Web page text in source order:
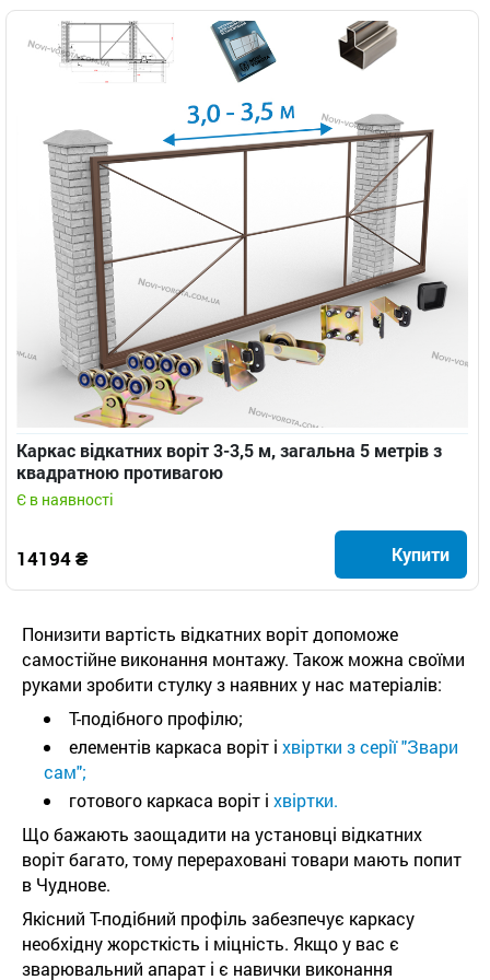
Каркас відкатних воріт 3-3,5 м, загальна 5 метрів з
квадратною противагою
Є в наявності
14194 ₴ Купити
Понизити вартість відкатних воріт допоможе
самостійне виконання монтажу. Також можна своїми
руками зробити стулку з наявних у нас матеріалів:
Т-подібного профілю;
елементів каркаса воріт і хвіртки з серії "Звари
сам";
готового каркаса воріт і хвіртки.
Що бажають заощадити на установці відкатних
воріт багато, тому перераховані товари мають попит
в Чуднове.
Якісний Т-подібний профіль забезпечує каркасу
необхідну жорсткість і міцність. Якщо у вас є
зварювальний апарат і є навички виконання